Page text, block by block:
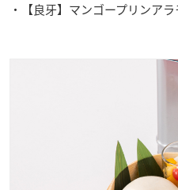
・【良牙】マンゴープリンアラ